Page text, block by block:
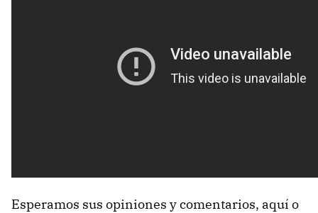
Esperamos sus opiniones y comentarios, aquí o